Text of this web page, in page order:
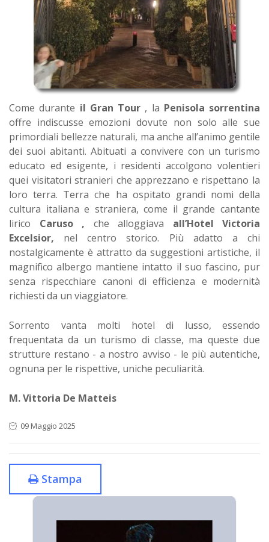
Come durante il Gran Tour , la Penisola sorrentina
offre indiscusse emozioni dovute non solo alle sue
primordiali bellezze naturali, ma anche all’animo gentile
dei suoi abitanti. Abituati a convivere con un turismo
educato ed esigente, i residenti accolgono volentieri
quei visitatori stranieri che apprezzano e rispettano la
loro terra. Terra che ha ospitato grandi nomi della
cultura italiana e straniera, come il grande cantante
lirico Caruso , che alloggiava all’Hotel Victoria
Excelsior, nel centro storico. Più adatto a chi
nostalgicamente è attratto da suggestioni artistiche, il
magnifico albergo mantiene intatto il suo fascino, pur
senza rispecchiare canoni di efficienza e modernità
richiesti da un viaggiatore. ​
Sorrento vanta molti hotel di lusso, essendo
frequentata da un turismo di classe, ma queste due
strutture restano - a nostro avviso - le più autentiche,
ognuna per le rispettive, uniche peculiarità.
M. Vittoria De Matteis
09 Maggio 2025
Stampa